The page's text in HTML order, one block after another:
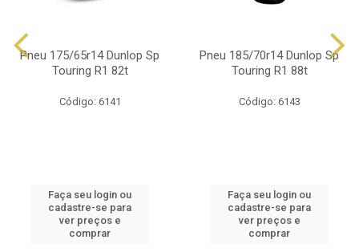
Pneu 175/65r14 Dunlop Sp
Touring R1 82t
Código: 6141
Faça seu login ou
cadastre-se para
ver preços e
comprar
Pneu 185/70r14 Dunlop Sp
Touring R1 88t
Código: 6143
Faça seu login ou
cadastre-se para
ver preços e
comprar